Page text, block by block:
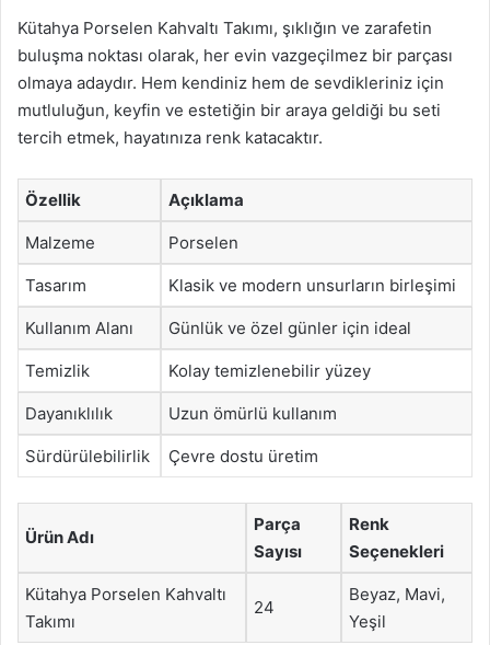
Kütahya Porselen Kahvaltı Takımı, şıklığın ve zarafetin
buluşma noktası olarak, her evin vazgeçilmez bir parçası
olmaya adaydır. Hem kendiniz hem de sevdikleriniz için
mutluluğun, keyfin ve estetiğin bir araya geldiği bu seti
tercih etmek, hayatınıza renk katacaktır.
Özellik Açıklama
Malzeme Porselen
Tasarım Klasik ve modern unsurların birleşimi
Kullanım Alanı Günlük ve özel günler için ideal
Temizlik Kolay temizlenebilir yüzey
Dayanıklılık Uzun ömürlü kullanım
Sürdürülebilirlik Çevre dostu üretim
Ürün Adı
Parça
Sayısı
Renk
Seçenekleri
Kütahya Porselen Kahvaltı
Takımı
24
Beyaz, Mavi,
Yeşil